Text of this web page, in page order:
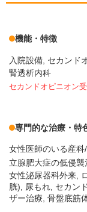
機能・特徴
入院設備 セカンド
腎透析内科
セカンドオピニオン
専門的な治療・特
女性医師のいる産科
立腺肥大症の低侵襲
女性泌尿器科外来,
胱), 尿もれ, セカン
ザー治療, 骨盤底筋